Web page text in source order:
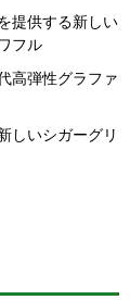
提供する新しい
フル
高弾性グラファ
しいシガーグリ